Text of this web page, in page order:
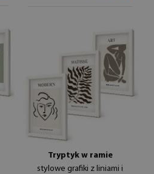
Tryptyk w ramie
stylowe grafiki z liniami i